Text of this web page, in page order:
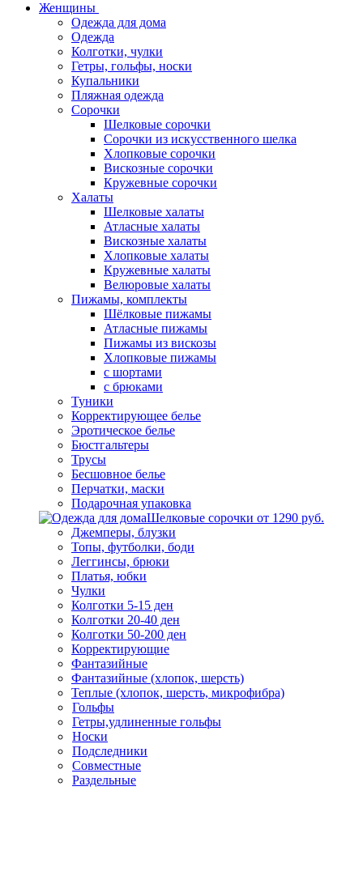
Женщины
Одежда для дома
Одежда
Колготки, чулки
Гетры, гольфы, носки
Купальники
Пляжная одежда
Сорочки
Шелковые сорочки
Сорочки из искусственного шелка
Хлопковые сорочки
Вискозные сорочки
Кружевные сорочки
Халаты
Шелковые халаты
Атласные халаты
Вискозные халаты
Хлопковые халаты
Кружевные халаты
Велюровые халаты
Пижамы, комплекты
Шёлковые пижамы
Атласные пижамы
Пижамы из вискозы
Хлопковые пижамы
с шортами
с брюками
Туники
Корректирующее белье
Эротическое белье
Бюстгальтеры
Трусы
Бесшовное белье
Перчатки, маски
Подарочная упаковка
Шелковые сорочки от 1290 руб.
Джемперы, блузки
Топы, футболки, боди
Леггинсы, брюки
Платья, юбки
Чулки
Колготки 5-15 ден
Колготки 20-40 ден
Колготки 50-200 ден
Корректирующие
Фантазийные
Фантазийные (хлопок, шерсть)
Теплые (хлопок, шерсть, микрофибра)
Гольфы
Гетры,удлиненные гольфы
Носки
Подследники
Совместные
Раздельные